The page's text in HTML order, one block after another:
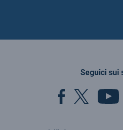
Seguici sui